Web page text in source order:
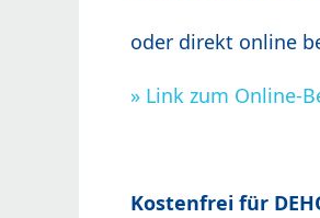
oder direkt online
» Link zum Online-
Kostenfrei für